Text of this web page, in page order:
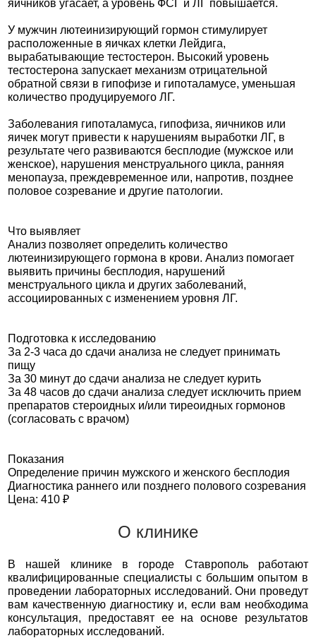
яичников угасает, а уровень ФСГ и ЛГ повышается.
У мужчин лютеинизирующий гормон стимулирует
расположенные в яичках клетки Лейдига,
вырабатывающие тестостерон. Высокий уровень
тестостерона запускает механизм отрицательной
обратной связи в гипофизе и гипоталамусе, уменьшая
количество продуцируемого ЛГ.
Заболевания гипоталамуса, гипофиза, яичников или
яичек могут привести к нарушениям выработки ЛГ, в
результате чего развиваются бесплодие (мужское или
женское), нарушения менструального цикла, ранняя
менопауза, преждевременное или, напротив, позднее
половое созревание и другие патологии.
Что выявляет
Анализ позволяет определить количество
лютеинизирующего гормона в крови. Анализ помогает
выявить причины бесплодия, нарушений
менструального цикла и других заболеваний,
ассоциированных с изменением уровня ЛГ.
Подготовка к исследованию
За 2-3 часа до сдачи анализа не следует принимать
пищу
За 30 минут до сдачи анализа не следует курить
За 48 часов до сдачи анализа следует исключить прием
препаратов стероидных и/или тиреоидных гормонов
(согласовать с врачом)
Показания
Определение причин мужского и женского бесплодия
Диагностика раннего или позднего полового созревания
Цена: 410 ₽
О клинике
В нашей клинике в городе Ставрополь работают
квалифицированные специалисты с большим опытом в
проведении лабораторных исследований. Они проведут
вам качественную диагностику и, если вам необходима
консультация, предоставят ее на основе результатов
лабораторных исследований.